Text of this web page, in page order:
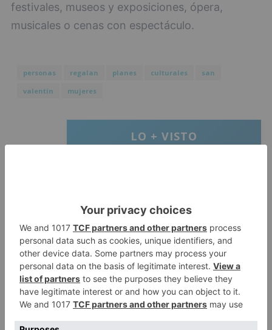
festivales, museos y exposiciones, ópera,
musicales o cenas con espectáculo.
personas regalan planes culturales
san
valentín
mujeres
LO + VISTO
2
Un incendio intencionado
calcina el tobogán del parque
infantil del Barrio del Pilar de
Burgos
3
Seis proyectos de Burgos
recibirán 7,5 millones de euros